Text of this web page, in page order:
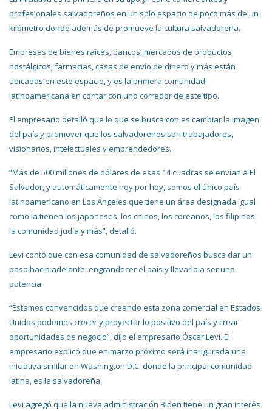
profesionales salvadoreños en un solo espacio de poco más de un
kilómetro donde además de promueve la cultura salvadoreña.
Empresas de bienes raíces, bancos, mercados de productos
nostálgicos, farmacias, casas de envío de dinero y más están
ubicadas en este espacio, y es la primera comunidad
latinoamericana en contar con uno corredor de este tipo.
El empresario detalló que lo que se busca con es cambiar la imagen
del país y promover que los salvadoreños son trabajadores,
visionarios, intelectuales y emprendedores.
“Más de 500 millones de dólares de esas 14 cuadras se envían a El
Salvador, y automáticamente hoy por hoy, somos el único país
latinoamericano en Los Ángeles que tiene un área designada igual
como la tienen los japoneses, los chinos, los coreanos, los filipinos,
la comunidad judía y más”, detalló.
Levi contó que con esa comunidad de salvadoreños busca dar un
paso hacia adelante, engrandecer el país y llevarlo a ser una
potencia.
“Estamos convencidos que creando esta zona comercial en Estados
Unidos podemos crecer y proyectar lo positivo del país y crear
oportunidades de negocio”, dijo el empresario Óscar Levi. El
empresario explicó que en marzo próximo será inaugurada una
iniciativa similar en Washington D.C. donde la principal comunidad
latina, es la salvadoreña.
Levi agregó que la nueva administración Biden tiene un gran interés